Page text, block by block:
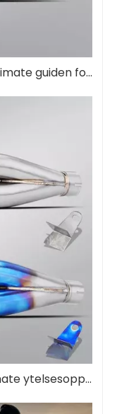
Rustfrie eksossystemer: Den ultimate guiden for ytelse og holdbarhet
Eksossystemer i titan: Den ultimate ytelsesoppgraderingen